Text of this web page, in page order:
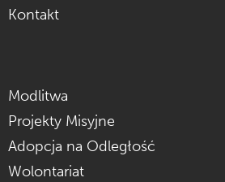
Kontakt
Modlitwa
Projekty Misyjne
Adopcja na Odległość
Wolontariat